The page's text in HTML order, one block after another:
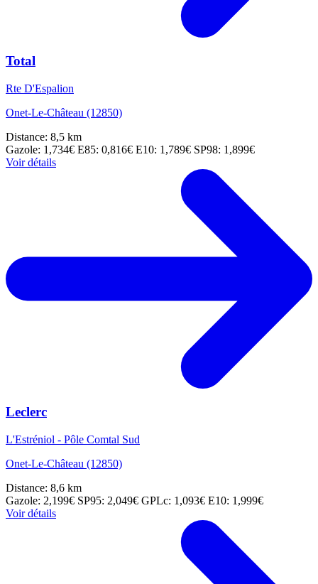
Total
Rte D'Espalion
Onet-Le-Château (12850)
Distance: 8,5 km
Gazole: 1,734€ E85: 0,816€ E10: 1,789€ SP98: 1,899€
Voir détails
Leclerc
L'Estréniol - Pôle Comtal Sud
Onet-Le-Château (12850)
Distance: 8,6 km
Gazole: 2,199€ SP95: 2,049€ GPLc: 1,093€ E10: 1,999€
Voir détails